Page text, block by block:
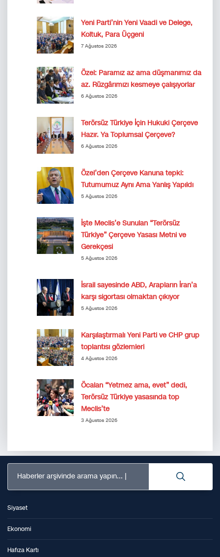
Yeni Parti’nin Yeni Vaadi ve Delege,
Koltuk, Para Üçgeni
7 Ağustos 2026
Özel: Paramız az ama düşmanımız da
az. Rüzgârımızı kesmeye çalışıyorlar
6 Ağustos 2026
Terörsüz Türkiye İçin Hukuki Çerçeve
Hazır. Ya Toplumsal Çerçeve?
6 Ağustos 2026
Özel’den Çerçeve Kanuna tepki:
Tutumumuz Aynı Ama Yanlış Yapıldı
5 Ağustos 2026
İşte Meclis’e Sunulan “Terörsüz
Türkiye” Çerçeve Yasası Metni ve
Gerekçesi
5 Ağustos 2026
İsrail sayesinde ABD, Arapların İran’a
karşı sigortası olmaktan çıkıyor
5 Ağustos 2026
Karşılaştırmalı Yeni Parti ve CHP grup
toplantısı gözlemleri
4 Ağustos 2026
Öcalan “Yetmez ama, evet” dedi,
Terörsüz Türkiye yasasında top
Meclis’te
3 Ağustos 2026
Haberler arşivinde arama yapın...
Siyaset
Ekonomi
Hafıza Kartı